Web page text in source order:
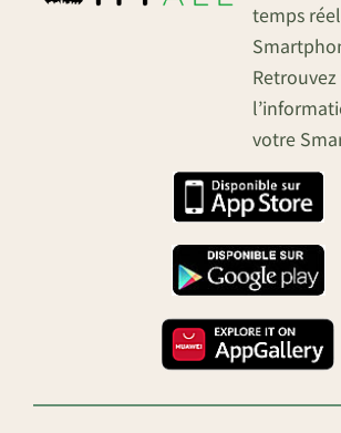
temps
votre